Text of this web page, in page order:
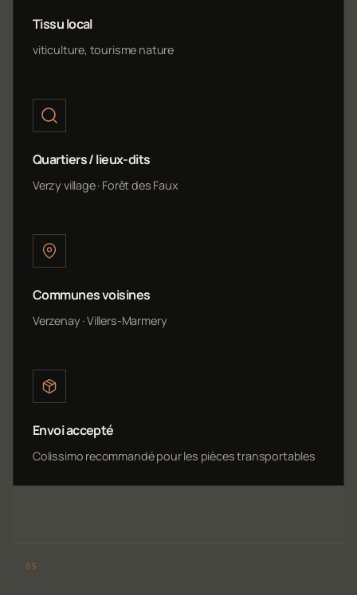
Tissu local
viticulture, tourisme nature
Quartiers / lieux-dits
Verzy village · Forêt des Faux
Communes voisines
Verzenay · Villers-Marmery
Envoi accepté
Colissimo recommandé pour les pièces transportables